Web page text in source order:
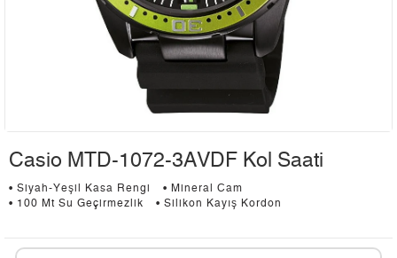
Casio MTD-1072-3AVDF Kol Saati
• Siyah-Yeşil Kasa Rengi
• Mineral Cam
• 100 Mt Su Geçirmezlik
• Silikon Kayış Kordon